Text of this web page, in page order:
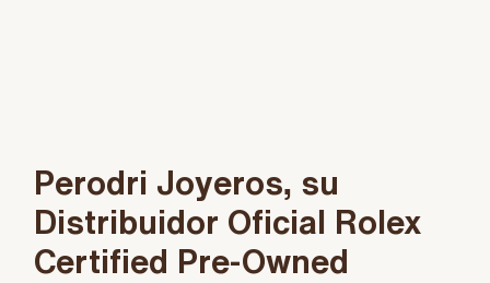
Perodri Joyeros, su
Distribuidor Oficial Rolex
Certified Pre-Owned